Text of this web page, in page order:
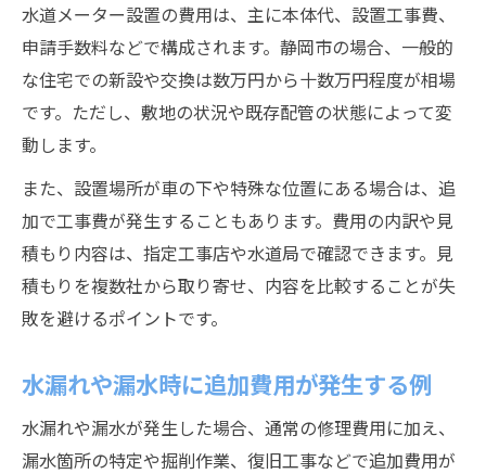
水道メーター設置の費用は、主に本体代、設置工事費、
申請手数料などで構成されます。静岡市の場合、一般的
な住宅での新設や交換は数万円から十数万円程度が相場
です。ただし、敷地の状況や既存配管の状態によって変
動します。
また、設置場所が車の下や特殊な位置にある場合は、追
加で工事費が発生することもあります。費用の内訳や見
積もり内容は、指定工事店や水道局で確認できます。見
積もりを複数社から取り寄せ、内容を比較することが失
敗を避けるポイントです。
水漏れや漏水時に追加費用が発生する例
水漏れや漏水が発生した場合、通常の修理費用に加え、
漏水箇所の特定や掘削作業、復旧工事などで追加費用が